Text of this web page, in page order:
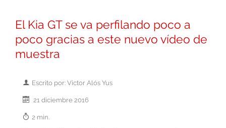
El Kia GT se va perfilando poco a
poco gracias a este nuevo vídeo de
muestra
Escrito por: Victor Alós Yus
21 diciembre 2016
2 min.